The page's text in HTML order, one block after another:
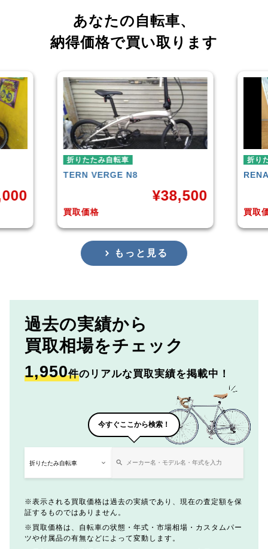
あなたの自転車、
納得価格で買い取ります
折りたたみ自転車
RENAULT LIGHT-8 AL-FDB140
もっと見る
過去の実績から
買取相場をチェック
1,950件のリアルな買取実績を掲載中！
今すぐここから検索！
表示される買取価格は過去の実績であり、現在の査定額を保
証するものではありません。
買取価格は、自転車の状態・年式・市場相場・カスタムパー
ツや付属品の有無などによって変動します。